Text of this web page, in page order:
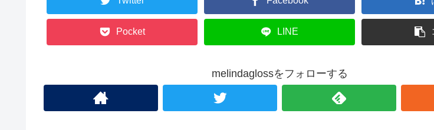
Pocket LINE
melindaglossをフォローする